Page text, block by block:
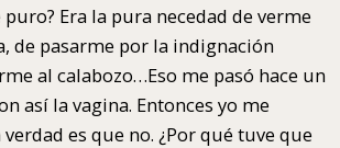
Era la pura necedad de verme
de pasarme por la indignación
al calabozo…Eso me pasó hace un
así la vagina. Entonces yo me
es que no. ¿Por qué tuve que